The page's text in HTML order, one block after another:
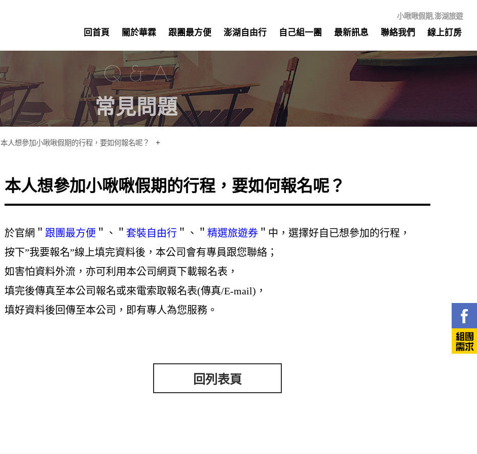
小啾啾假期,澎湖旅遊
回首頁 關於華霖 跟團最方便 澎湖自由行 自己組一團 最新訊息 聯絡我們 線上訂房
Q & A
常見問題
本人想參加小啾啾假期的行程，要如何報名呢？ +
本人想參加小啾啾假期的行程，要如何報名呢？
於官網＂ 跟團最方便 ＂、＂ 套裝自由行 ＂、＂ 精選旅遊券 ＂中，選擇好自已想參加的行程，
按下”我要報名”線上填完資料後，本公司會有專員跟您聯絡；
如害怕資料外流，亦可利用本公司網頁下載報名表，
填完後傳真至本公司報名或來電索取報名表(傳真/E-mail)，
填好資料後回傳至本公司，即有專人為您服務。
回列表頁